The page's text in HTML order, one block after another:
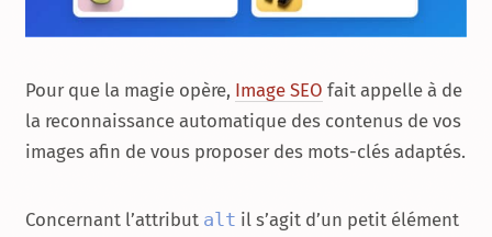
Pour que la magie opère, Image SEO fait appelle à de
la reconnaissance automatique des contenus de vos
images afin de vous proposer des mots-clés adaptés.
Concernant l’attribut alt il s’agit d’un petit élément